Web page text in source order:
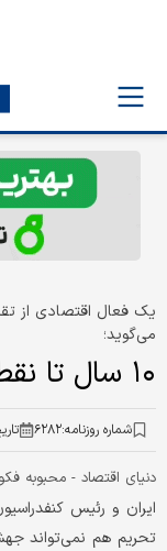
یک فعال اقتصادی از
می‌گوید؛
۱۰ سال تا نقطه جهش
شماره روزنامه:۶۲۸۲
دنیای اقتصاد - محبوبه
ایران و رئیس
تحریم هم نمی‌تواند